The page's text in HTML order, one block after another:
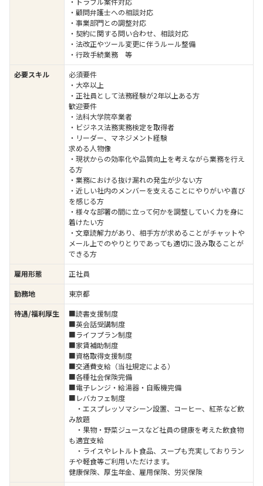
・顧問弁護士への相談対応
・事業部門との調整対応
・契約に関する問い合わせ、相談対応
・法改正やツール変更に伴うルール整備
・⾏政⼿続業務 等
必要スキル
必須要件
・大卒以上
・正社員として法務経験が2年以上ある方
歓迎要件
・法科大学院卒業者
・ビジネス法務実務検定を取得者
・リーダー、マネジメント経験
求める人物像
・現状からの効率化や品質向上を考えながら業務を行え
る方
・業務における抜け漏れの発生が少ない方
・近しい社内のメンバーを支えることにやりがいや喜び
を感じる方
・様々な部署の間に立って何かを調整していく力を身に
着けたい方
・文章読解力があり、相手方が求めることがチャットや
メール上でのやりとりであっても適切に汲み取ることが
できる方
雇用形態
正社員
勤務地
東京都
待遇/福利厚生
■読書支援制度
■英会話受講制度
■ライフプラン制度
■家賃補助制度
■資格取得支援制度
■交通費支給（当社規定による）
■各種社会保険完備
■電子レンジ・給湯器・自販機完備
■レバカフェ制度
・エスプレッソマシーン設置、コーヒー、紅茶など飲
み放題
・果物・野菜ジュースなど社員の健康を考えた飲食物
も適宜支給
・ライスやレトルト食品、スープも充実しておりラン
チや軽食等ご利用いただけます。
健康保険、厚生年金、雇用保険、労災保険